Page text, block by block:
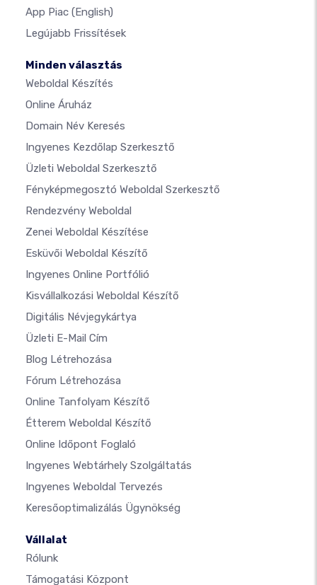
App Piac (English)
Legújabb Frissítések
Minden választás
Weboldal Készítés
Online Áruház
Domain Név Keresés
Ingyenes Kezdőlap Szerkesztő
Üzleti Weboldal Szerkesztő
Fényképmegosztó Weboldal Szerkesztő
Rendezvény Weboldal
Zenei Weboldal Készítése
Esküvői Weboldal Készítő
Ingyenes Online Portfólió
Kisvállalkozási Weboldal Készítő
Digitális Névjegykártya
Üzleti E-Mail Cím
Blog Létrehozása
Fórum Létrehozása
Online Tanfolyam Készítő
Étterem Weboldal Készítő
Online Időpont Foglaló
Ingyenes Webtárhely Szolgáltatás
Ingyenes Weboldal Tervezés
Keresőoptimalizálás Ügynökség
Vállalat
Rólunk
Támogatási Központ